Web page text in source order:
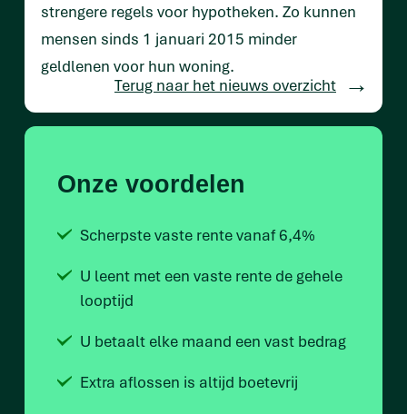
strengere regels voor hypotheken. Zo kunnen
mensen sinds 1 januari 2015 minder
geldlenen voor hun woning.
Terug naar het nieuws overzicht
Onze voordelen
Scherpste vaste rente vanaf 6,4%
U leent met een vaste rente de gehele
looptijd
U betaalt elke maand een vast bedrag
Extra aflossen is altijd boetevrij